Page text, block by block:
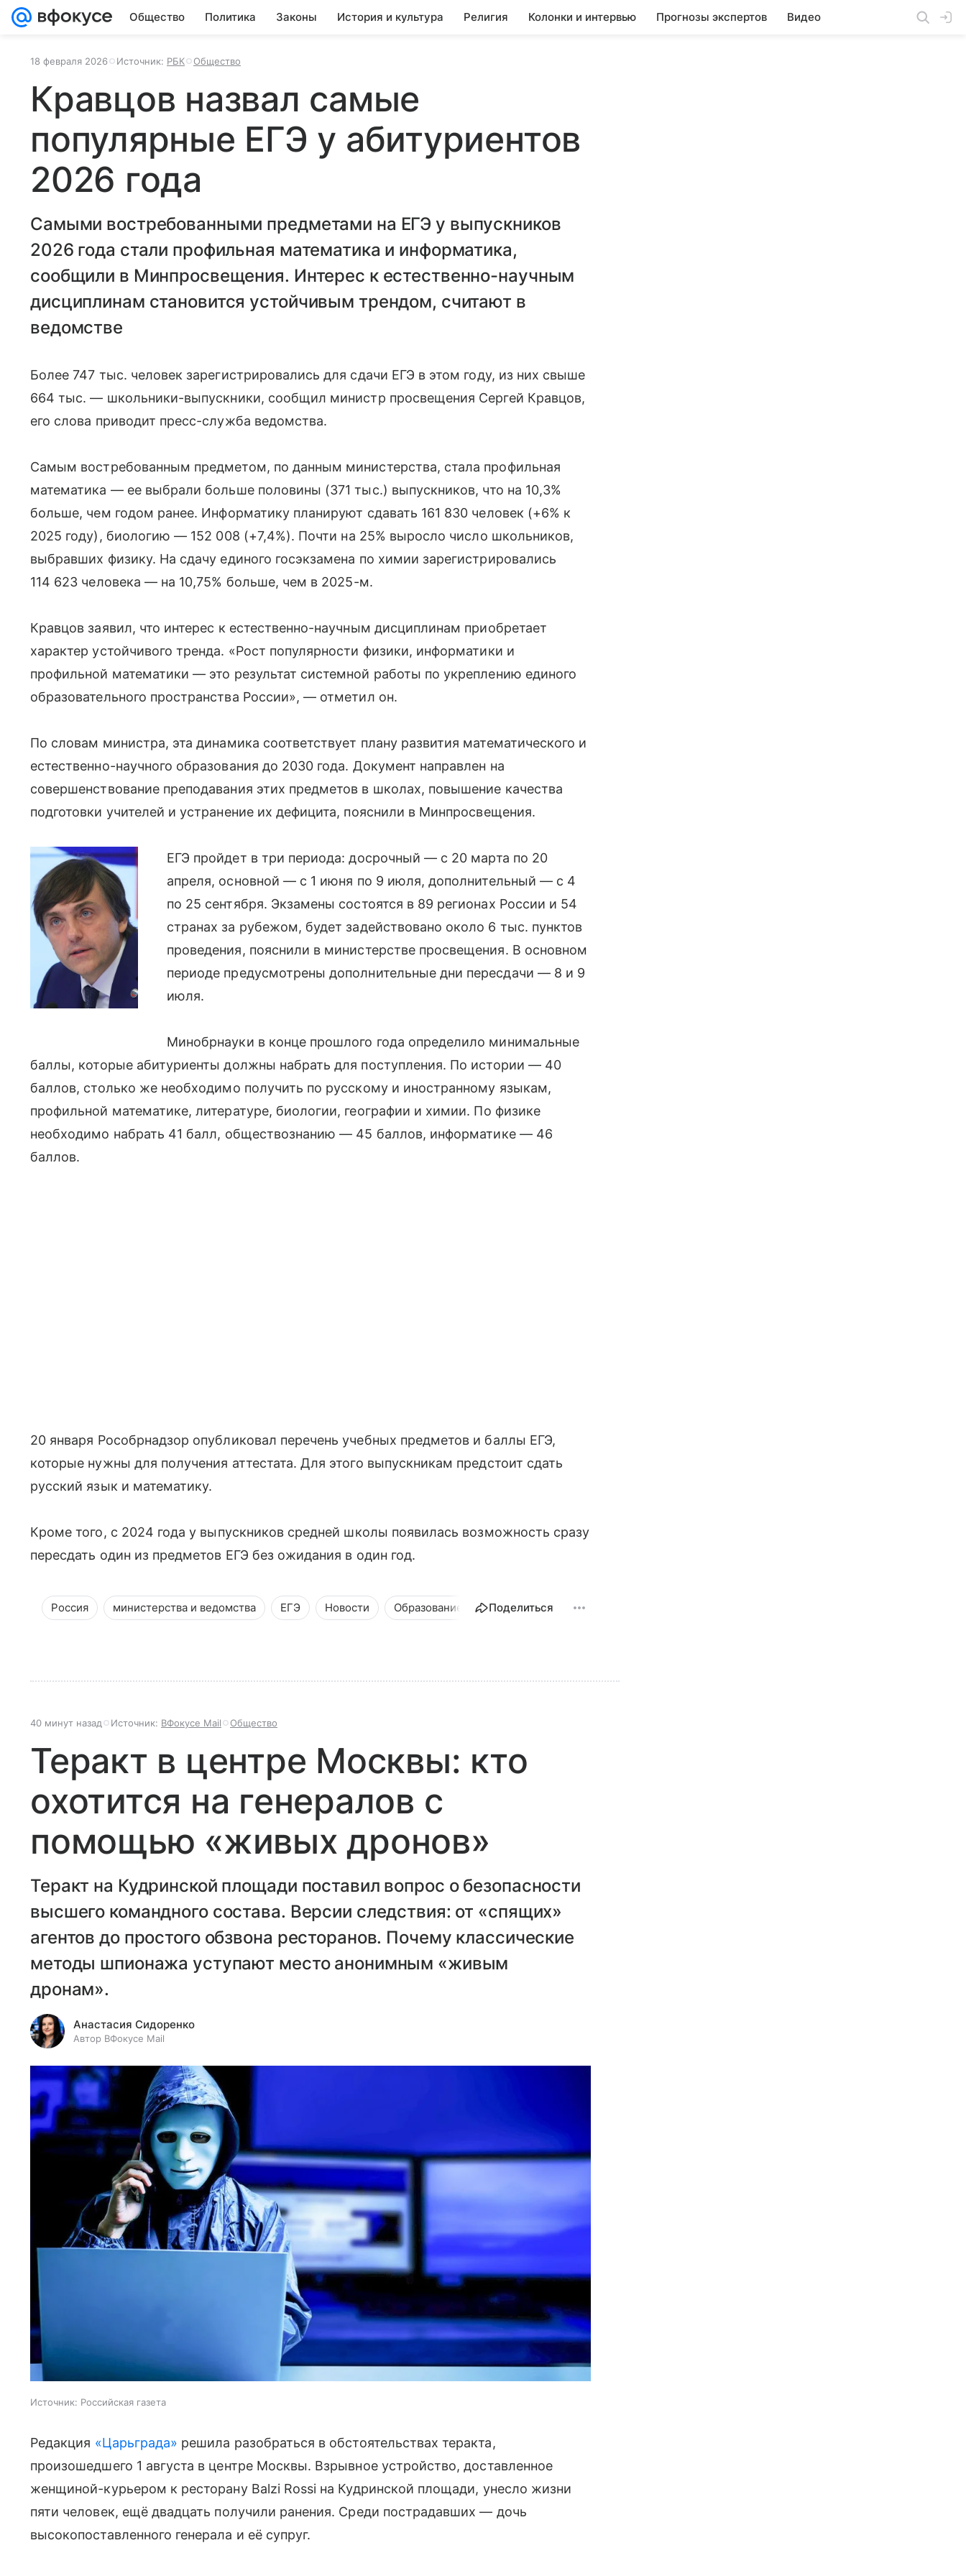
Общество Политика Законы История и культура Религия Колонки и интервью Прогнозы экспертов Видео
18 февраля 2026 Источник: РБК Общество
Кравцов назвал самые
популярные ЕГЭ у абитуриентов
2026 года
Самыми востребованными предметами на ЕГЭ у выпускников
2026 года стали профильная математика и информатика,
сообщили в Минпросвещения. Интерес к естественно-научным
дисциплинам становится устойчивым трендом, считают в
ведомстве
Более 747 тыс. человек зарегистрировались для сдачи ЕГЭ в этом году, из них свыше
664 тыс. — школьники-выпускники, сообщил министр просвещения Сергей Кравцов,
его слова приводит пресс-служба ведомства.
Самым востребованным предметом, по данным министерства, стала профильная
математика — ее выбрали больше половины (371 тыс.) выпускников, что на 10,3%
больше, чем годом ранее. Информатику планируют сдавать 161 830 человек (+6% к
2025 году), биологию — 152 008 (+7,4%). Почти на 25% выросло число школьников,
выбравших физику. На сдачу единого госэкзамена по химии зарегистрировались
114 623 человека — на 10,75% больше, чем в 2025-м.
Кравцов заявил, что интерес к естественно-научным дисциплинам приобретает
характер устойчивого тренда. «Рост популярности физики, информатики и
профильной математики — это результат системной работы по укреплению единого
образовательного пространства России», — отметил он.
По словам министра, эта динамика соответствует плану развития математического и
естественно-научного образования до 2030 года. Документ направлен на
совершенствование преподавания этих предметов в школах, повышение качества
подготовки учителей и устранение их дефицита, пояснили в Минпросвещения.
ЕГЭ пройдет в три периода: досрочный — с 20 марта по 20
апреля, основной — с 1 июня по 9 июля, дополнительный — с 4
по 25 сентября. Экзамены состоятся в 89 регионах России и 54
странах за рубежом, будет задействовано около 6 тыс. пунктов
проведения, пояснили в министерстве просвещения. В основном
периоде предусмотрены дополнительные дни пересдачи — 8 и 9
июля.
Минобрнауки в конце прошлого года определило минимальные
баллы, которые абитуриенты должны набрать для поступления. По истории — 40
баллов, столько же необходимо получить по русскому и иностранному языкам,
профильной математике, литературе, биологии, географии и химии. По физике
необходимо набрать 41 балл, обществознанию — 45 баллов, информатике — 46
баллов.
20 января Рособрнадзор опубликовал перечень учебных предметов и баллы ЕГЭ,
которые нужны для получения аттестата. Для этого выпускникам предстоит сдать
русский язык и математику.
Кроме того, с 2024 года у выпускников средней школы появилась возможность сразу
пересдать один из предметов ЕГЭ без ожидания в один год.
Россия министерства и ведомства ЕГЭ Новости Образование Общество
Поделиться
40 минут назад Источник: ВФокусе Mail Общество
Теракт в центре Москвы: кто
охотится на генералов с
помощью «живых дронов»
Теракт на Кудринской площади поставил вопрос о безопасности
высшего командного состава. Версии следствия: от «спящих»
агентов до простого обзвона ресторанов. Почему классические
методы шпионажа уступают место анонимным «живым
дронам».
Анастасия Сидоренко
Автор ВФокусе Mail
Источник: Российская газета
Редакция «Царьграда» решила разобраться в обстоятельствах теракта,
произошедшего 1 августа в центре Москвы. Взрывное устройство, доставленное
женщиной-курьером к ресторану Balzi Rossi на Кудринской площади, унесло жизни
пяти человек, ещё двадцать получили ранения. Среди пострадавших — дочь
высокопоставленного генерала и её супруг.